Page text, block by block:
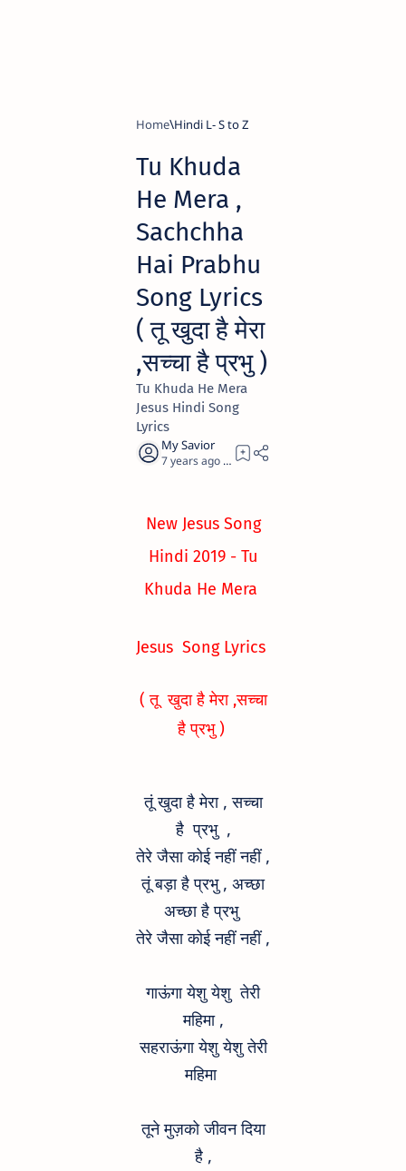
Home Hindi L- S to Z
Tu Khuda
He Mera ,
Sachchha
Hai Prabhu
Song Lyrics
( तू खुदा है मेरा
,सच्चा है प्रभु )
Tu Khuda He Mera
Jesus Hindi Song
Lyrics
7 years ago 1
New Jesus Song
Hindi 2019 - Tu
Khuda He Mera
Jesus Song Lyrics
( तू खुदा है मेरा ,सच्चा
है प्रभु )
तूं खुदा है मेरा , सच्चा
है प्रभु ,
तेरे जैसा कोई नहीं नहीं ,
तूं बड़ा है प्रभु , अच्छा
अच्छा है प्रभु
तेरे जैसा कोई नहीं नहीं ,
गाऊंगा येशु येशु तेरी
महिमा ,
सहराऊंगा येशु येशु तेरी
महिमा
तूने मुज़को जीवन दिया
है ,